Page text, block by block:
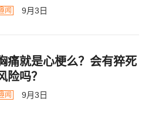
闻 9月3日
痛就是心梗么？会有猝死
险吗？
闻 9月3日